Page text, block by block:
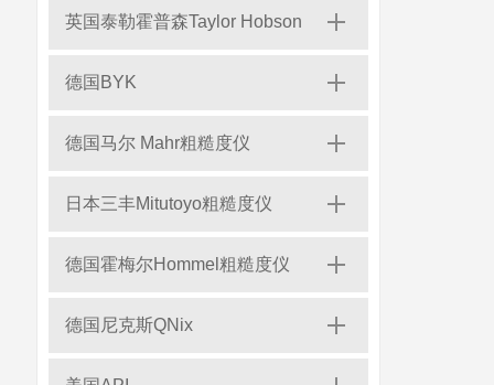
英国泰勒霍普森Taylor Hobson
德国BYK
德国马尔 Mahr粗糙度仪
日本三丰Mitutoyo粗糙度仪
德国霍梅尔Hommel粗糙度仪
德国尼克斯QNix